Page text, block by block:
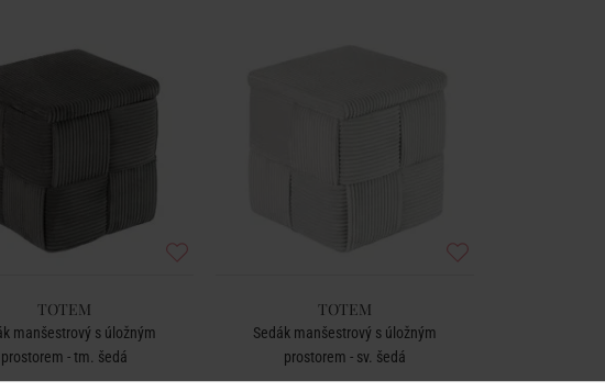
TOTEM
manšestrový s úložným
prostorem - tm. šedá
TOTEM
Sedák manšestrový s úložným
prostorem - sv. šedá